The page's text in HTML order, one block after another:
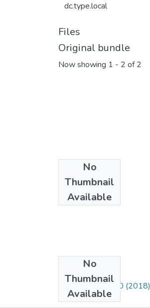
dc.type.local
Files
Original bundle
Now showing 1 - 2 of 2
No
Thumbnail
Available
No
Thumbnail
Available
Collections
Ricercare, Núm. 10 (2018)